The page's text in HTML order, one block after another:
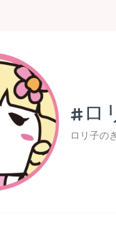
#ロ